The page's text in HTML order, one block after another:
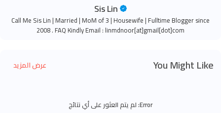
Sis Lin
Call Me Sis Lin | Married | MoM of 3 | Housewife | Fulltime Blogger since
2008 . FAQ Kindly Email : linmdnoor[at]gmail[dot]com
You Might Like عرض المزيد
Error: لم يتم العثور على أي نتائج